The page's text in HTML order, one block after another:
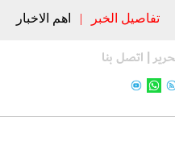
تفاصيل الخبر | اهم الاخبار